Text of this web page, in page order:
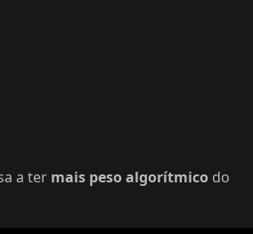
a ter mais peso algorítmico do